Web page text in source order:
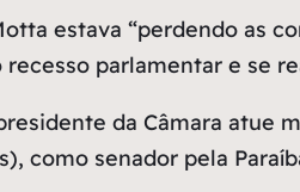
estava “perdendo as
parlamentar e se
da Câmara atue
como senador pela